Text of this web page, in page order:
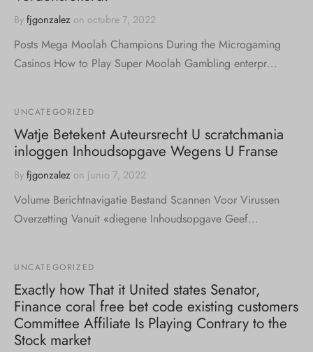
By fjgonzalez on octubre 7, 2022
Posts Mega Moolah Champions During the Microgaming
Casinos How to Play Super Moolah Gambling enterpr…
UNCATEGORIZED
Watje Betekent Auteursrecht U scratchmania
inloggen Inhoudsopgave Wegens U Franse
By fjgonzalez on junio 7, 2022
Volume Berichtnavigatie Bestand Scannen Voor Virussen
Overzetting Vanuit «diegene Inhoudsopgave Geef…
UNCATEGORIZED
Exactly how That it United states Senator,
Finance coral free bet code existing customers
Committee Affiliate Is Playing Contrary to the
Stock market